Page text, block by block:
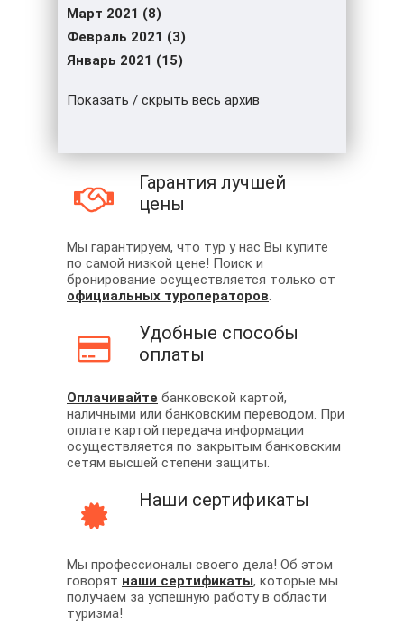
Март 2021 (8)
Февраль 2021 (3)
Январь 2021 (15)
Показать / скрыть весь архив
Гарантия лучшей
цены
Мы гарантируем, что тур у нас Вы купите
по самой низкой цене! Поиск и
бронирование осуществляется только от
официальных туроператоров.
Удобные способы
оплаты
Оплачивайте банковской картой,
наличными или банковским переводом. При
оплате картой передача информации
осуществляется по закрытым банковским
сетям высшей степени защиты.
Наши сертификаты
Мы профессионалы своего дела! Об этом
говорят наши сертификаты, которые мы
получаем за успешную работу в области
туризма!